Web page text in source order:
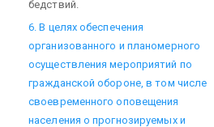
бедствий.
6. В целях обеспечения
организованного и планомерного
осуществления мероприятий по
гражданской обороне, в том числе
своевременного оповещения
населения о прогнозируемых и